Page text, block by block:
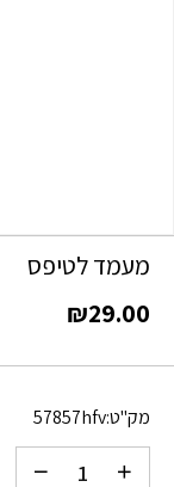
מעמד לטיפס
₪29.00
מק"ט:57857hfv